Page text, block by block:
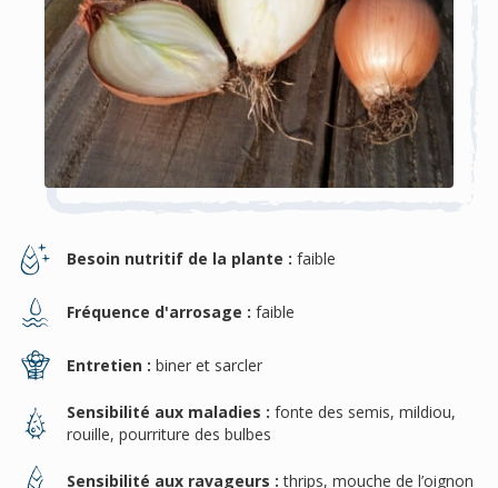
Besoin nutritif de la plante : faible
Fréquence d'arrosage : faible
Entretien : biner et sarcler
Sensibilité aux maladies : fonte des semis, mildiou,
rouille, pourriture des bulbes
Sensibilité aux ravageurs : thrips, mouche de l’oignon